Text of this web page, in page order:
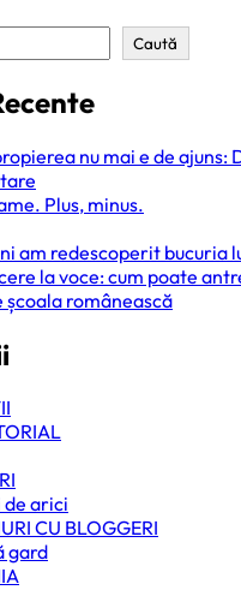
Caută
nu mai e de ajuns:
Plus, minus.
am redescoperit bucuria
la voce: cum poate
școala românească
de arici
CU BLOGGERI
gard